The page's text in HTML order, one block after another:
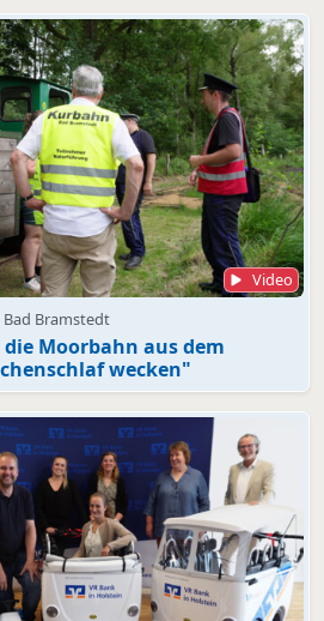
Video
Bad Bramstedt
Moorbahn aus dem
wecken"